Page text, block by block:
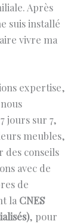
Après
suis installé
vivre ma
expertise,
jours sur 7,
meubles,
des conseils
avec de
de
la CNES
, pour